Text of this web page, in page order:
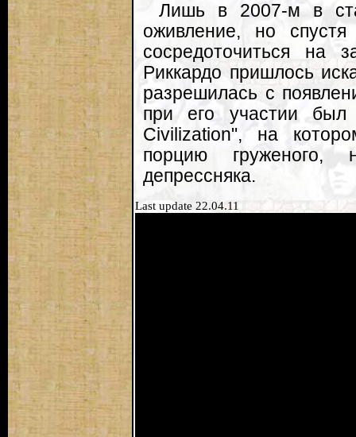
Лишь в 2007-м в
оживление, но
сосредоточиться на
Риккардо пришлось
разрешилась с
при его участии
Civilization", на
порцию груженого,
депрессняка.
Last update 22.04.11